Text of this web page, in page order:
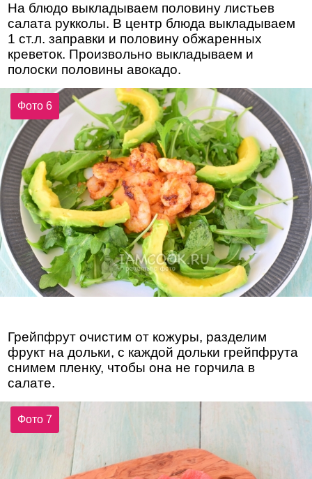
На блюдо выкладываем половину листьев
салата рукколы. В центр блюда выкладываем
1 ст.л. заправки и половину обжаренных
креветок. Произвольно выкладываем и
полоски половины авокадо.
Фото 6
Грейпфрут очистим от кожуры, разделим
фрукт на дольки, с каждой дольки грейпфрута
снимем пленку, чтобы она не горчила в
салате.
Фото 7